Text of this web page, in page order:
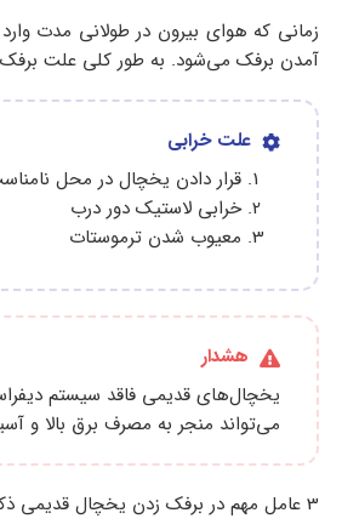
زمانی که هوای بیرون در طولانی مدت
آمدن برفک می‌شود. به طور کلی علت
علت خرابی
قرار دادن یخچال در محل
خرابی لاستیک‌ دور درب
معیوب شدن ترموستات
هشدار
یخچال‌های قدیمی فاقد سیستم
می‌تواند منجر به مصرف برق بالا و
3 عامل مهم در برفک زدن یخچال قدیمی ذکر شد که در ادامه مطلب با توضیحات بیشتر آنها آشنا خواهید شد.